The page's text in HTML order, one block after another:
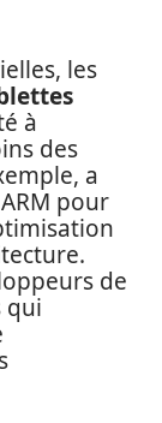
les
à
des
a
pour
de
qui